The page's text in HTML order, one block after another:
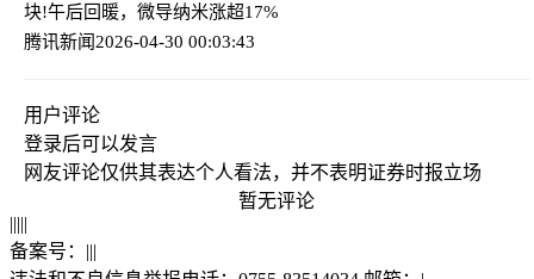
块!午后回暖，微导纳米涨超17%
腾讯新闻2026-04-30 00:03:43
用户评论
登录后可以发言
网友评论仅供其表达个人看法，并不表明证券时报立场
暂无评论
|||||
备案号： |||